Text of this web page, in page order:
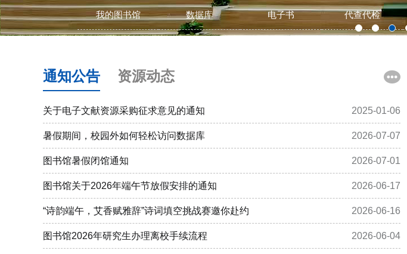
我的图书馆 数据库 电子书 代查代检
通知公告 资源动态
关于电子文献资源采购征求意见的通知 2025-01-06
暑假期间，校园外如何轻松访问数据库 2026-07-07
图书馆暑假闭馆通知 2026-07-01
图书馆关于2026年端午节放假安排的通知 2026-06-17
“诗韵端午，艾香赋雅辞”诗词填空挑战赛邀你赴约 2026-06-16
图书馆2026年研究生办理离校手续流程 2026-06-04